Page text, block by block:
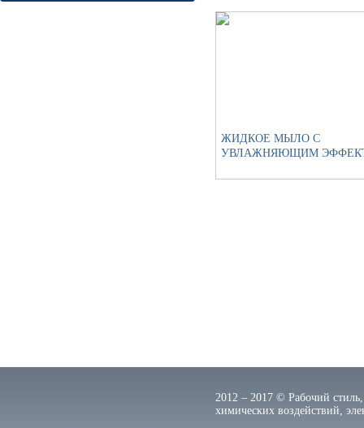
ЖИДКОЕ МЫЛО С
УВЛАЖНЯЮЩИМ
2012 – 2017 © Рабочий
химических воздействий,